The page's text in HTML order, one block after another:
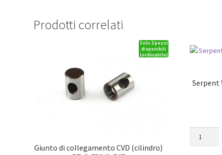
Prodotti correlati
Solo 2 pezzi
disponibili
(ordinabile)
Giunto di collegamento CVD (cilindro)
Serpent